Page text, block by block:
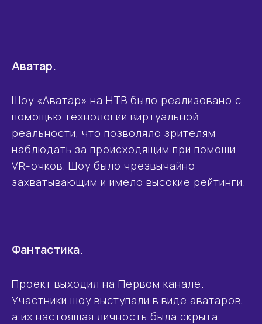
Аватар.
Шоу «Аватар» на НТВ было реализовано с
помощью технологии виртуальной
реальности, что позволяло зрителям
наблюдать за происходящим при помощи
VR-очков. Шоу было чрезвычайно
захватывающим и имело высокие рейтинги.
Фантастика.
Проект выходил на Первом канале.
Участники шоу выступали в виде аватаров,
а их настоящая личность была скрыта.